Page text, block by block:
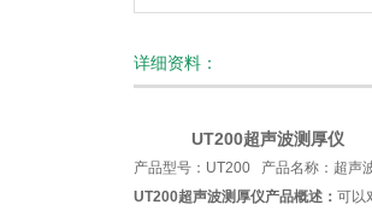
详细资料：
UT200超声波测厚仪
产品型号：UT200 产品名称：超声
UT200超声波测厚仪产品概述： 可以